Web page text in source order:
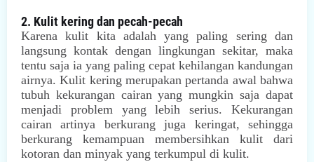
2. Kulit kering dan pecah-pecah
Karena kulit kita adalah yang paling sering dan
langsung kontak dengan lingkungan sekitar, maka
tentu saja ia yang paling cepat kehilangan kandungan
airnya. Kulit kering merupakan pertanda awal bahwa
tubuh kekurangan cairan yang mungkin saja dapat
menjadi problem yang lebih serius. Kekurangan
cairan artinya berkurang juga keringat, sehingga
berkurang kemampuan membersihkan kulit dari
kotoran dan minyak yang terkumpul di kulit.